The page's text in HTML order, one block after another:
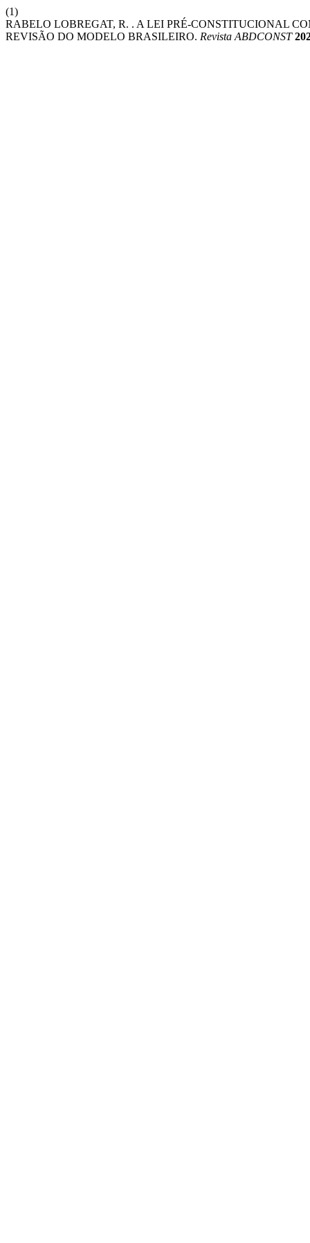
(1)
RABELO LOBREGAT, R. . A LEI PRÉ-CONSTITUCIONAL
REVISÃO DO MODELO BRASILEIRO. Revista ABDCONST